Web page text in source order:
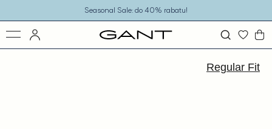
Seasonal Sale: do 40% rabatu!
Regular Fit